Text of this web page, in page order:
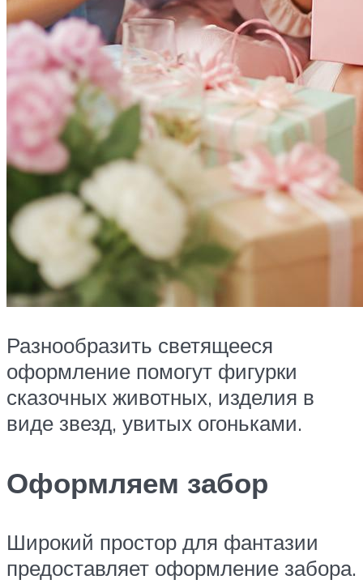
Разнообразить светящееся
оформление помогут фигурки
сказочных животных, изделия в
виде звезд, увитых огоньками.
Оформляем забор
Широкий простор для фантазии
предоставляет оформление забора.